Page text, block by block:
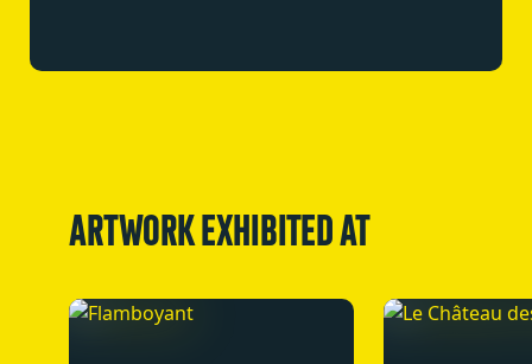
ARTWORK EXHIBITED AT